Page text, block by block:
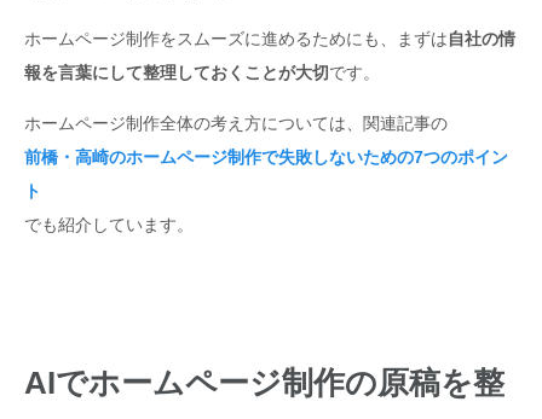
ホームページ制作をスムーズに進めるためにも、まずは自社の情
報を言葉にして整理しておくことが大切です。
ホームページ制作全体の考え方については、関連記事の
前橋・高崎のホームページ制作で失敗しないための7つのポイン
ト
でも紹介しています。
AIでホームページ制作の原稿を整